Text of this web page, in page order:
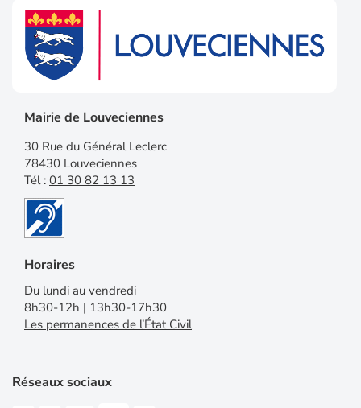
Mairie de Louveciennes
30 Rue du Général Leclerc
78430 Louveciennes
Tél : 01 30 82 13 13
Horaires
Du lundi au vendredi
8h30-12h | 13h30-17h30
Les permanences de l’État Civil
Réseaux sociaux